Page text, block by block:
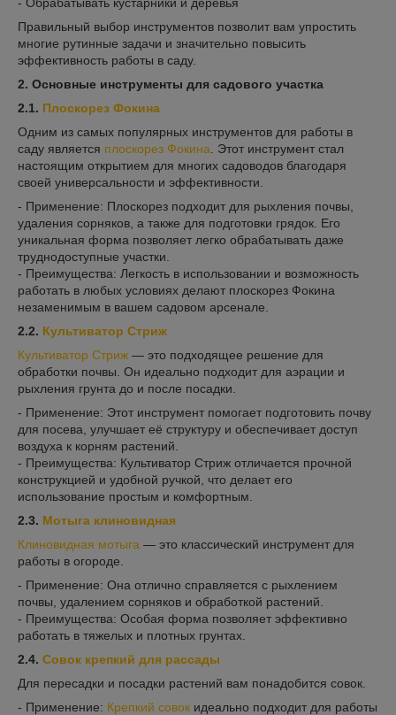
Правильный выбор инструментов позволит вам упростить
многие рутинные задачи и значительно повысить
эффективность работы в саду.
2. Основные инструменты для садового участка
2.1. Плоскорез Фокина
Одним из самых популярных инструментов для работы в
саду является плоскорез Фокина . Этот инструмент стал
настоящим открытием для многих садоводов благодаря
своей универсальности и эффективности.
- Применение: Плоскорез подходит для рыхления почвы,
удаления сорняков, а также для подготовки грядок. Его
уникальная форма позволяет легко обрабатывать даже
труднодоступные участки.
- Преимущества: Легкость в использовании и возможность
работать в любых условиях делают плоскорез Фокина
незаменимым в вашем садовом арсенале.
2.2. Культиватор Стриж
Культиватор Стриж — это подходящее решение для
обработки почвы. Он идеально подходит для аэрации и
рыхления грунта до и после посадки.
- Применение: Этот инструмент помогает подготовить почву
для посева, улучшает её структуру и обеспечивает доступ
воздуха к корням растений.
- Преимущества: Культиватор Стриж отличается прочной
конструкцией и удобной ручкой, что делает его
использование простым и комфортным.
2.3. Мотыга клиновидная
Клиновидная мотыга — это классический инструмент для
работы в огороде.
- Применение: Она отлично справляется с рыхлением
почвы, удалением сорняков и обработкой растений.
- Преимущества: Особая форма позволяет эффективно
работать в тяжелых и плотных грунтах.
2.4. Совок крепкий для рассады
Для пересадки и посадки растений вам понадобится совок.
- Применение: Крепкий совок идеально подходит для работы